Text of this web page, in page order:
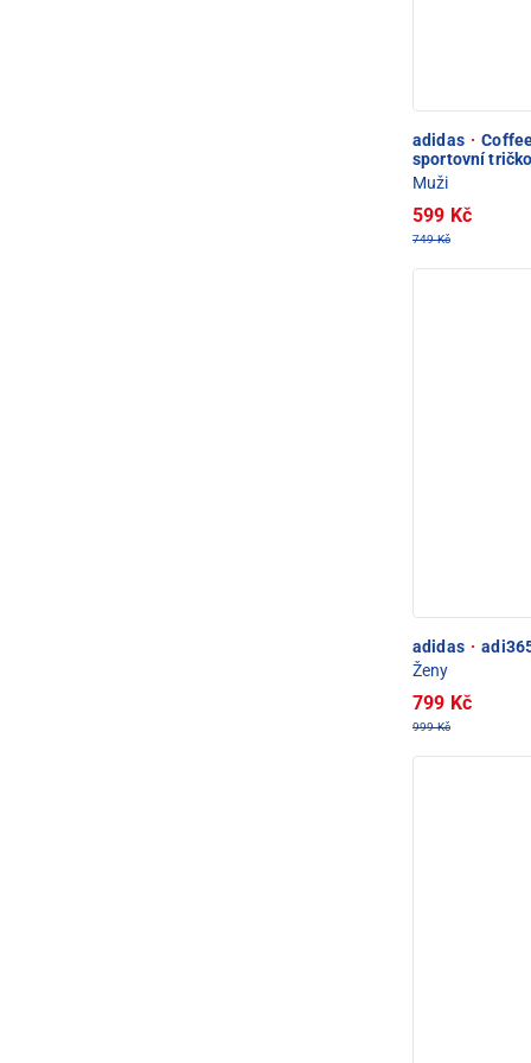
adidas ·
sportovní
Muži
599 Kč
749 Kč
adidas ·
Ženy
799 Kč
999 Kč